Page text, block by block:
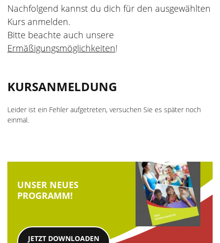
Aktiv durch die Ferien
Veranstaltungsorte
Ermäßigungen und Zuschüsse
Gutscheine
Die Kursleiter
wellcome
Aktuelle Stellenangebote
Unsere Kooperationspartner
Nachfolgend kannst du dich für den ausgewählten
Kurs anmelden.
Bitte beachte auch unsere
Ermäßigungsmöglichkeiten!
KURSANMELDUNG
Leider ist ein Fehler aufgetreten, versuchen Sie es später noch
einmal.
UNSER NEUES
PROGRAMM!
JETZT DOWNLOADEN